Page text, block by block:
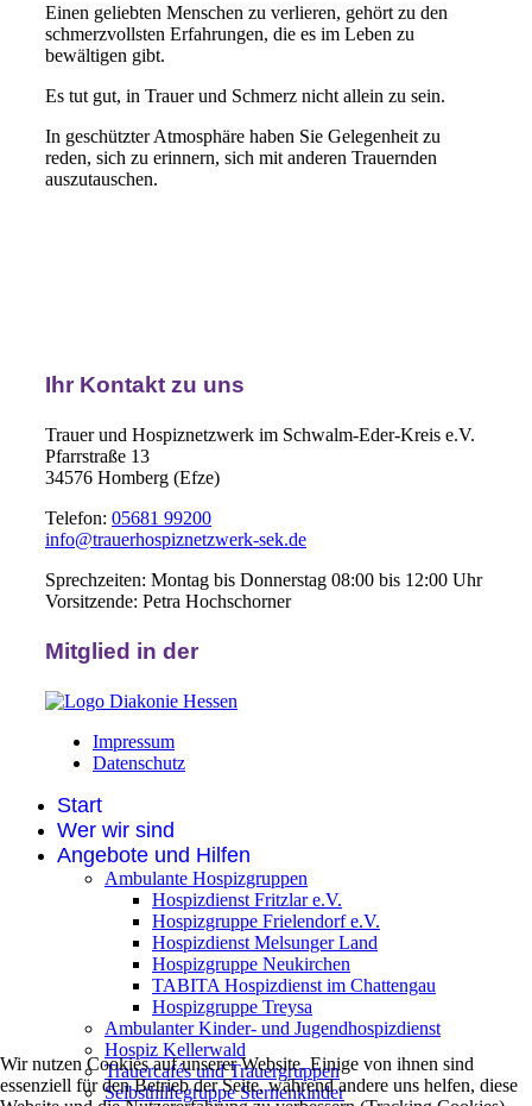
Einen geliebten Menschen zu verlieren, gehört zu den
schmerzvollsten Erfahrungen, die es im Leben zu
bewältigen gibt.
Es tut gut, in Trauer und Schmerz nicht allein zu sein.
In geschützter Atmosphäre haben Sie Gelegenheit zu
reden, sich zu erinnern, sich mit anderen Trauernden
auszutauschen.
Ihr Kontakt zu uns
Trauer und Hospiznetzwerk im Schwalm-Eder-Kreis e.V.
Pfarrstraße 13
34576 Homberg (Efze)
Telefon: 05681 99200
info@trauerhospiznetzwerk-sek.de
Sprechzeiten: Montag bis Donnerstag 08:00 bis 12:00 Uhr
Vorsitzende: Petra Hochschorner
Mitglied in der
Impressum
Datenschutz
Start
Wer wir sind
Angebote und Hilfen
Ambulante Hospizgruppen
Hospizdienst Fritzlar e.V.
Hospizgruppe Frielendorf e.V.
Hospizdienst Melsunger Land
Hospizgruppe Neukirchen
TABITA Hospizdienst im Chattengau
Hospizgruppe Treysa
Ambulanter Kinder- und Jugendhospizdienst
Hospiz Kellerwald
Trauercafés und Trauergruppen
Selbsthilfegruppe Sternenkinder
Wir nutzen Cookies auf unserer Website. Einige von ihnen sind
essenziell für den Betrieb der Seite, während andere uns helfen, diese